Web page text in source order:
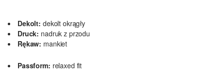
Dekolt: dekolt okrągły
Druck: nadruk z przodu
Rękaw: mankiet
Passform: relaxed fit